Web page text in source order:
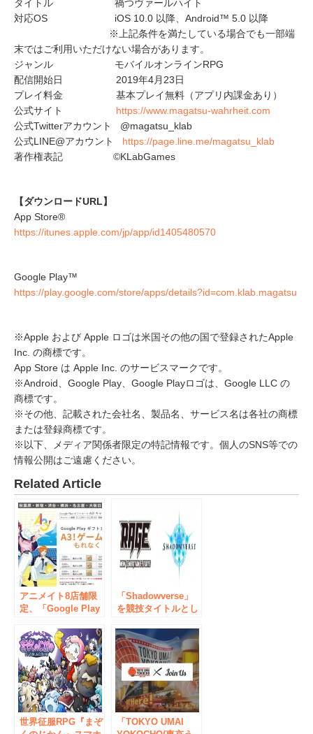
タイトル 禍つヴァールハイト
対応OS iOS 10.0 以降、Android™ 5.0 以降
※上記条件を満たしている場合でも一部端
末ではご利用いただけない場合があります。
ジャンル モバイルオンラインRPG
配信開始日 2019年4月23日
プレイ料金 基本プレイ無料（アプリ内課金あり）
公式サイト https://www.magatsu-wahrheit.com
公式Twitterアカウント @magatsu_klab
公式LINE@アカウント https://page.line.me/magatsu_klab
著作権表記 ©KLabGames
【ダウンロードURL】
App Store®
https://itunes.apple.com/jp/app/id1405480570
Google Play™
https://play.google.com/store/apps/details?id=com.klab.magatsu
※Apple および Apple ロゴは米国その他の国で登録されたApple
Inc. の商標です。
App Store は Apple Inc. のサービスマークです。
※Android、Google Play、Google Playロゴは、Google LLC の
商標です。
※その他、記載された会社名、製品名、サービス名は各社の商標
または登録商標です。
※以下、メディア関係者限定の特記情報です。個人のSNS等での
情報公開はご遠慮ください。
Related Article
アニメイト8店舗限
定、「Google Play
キャンペーン」開
催！
「Shadowverse」
を競技タイトルとし
「RAGE」の開催概
要が決定～10月22
日・23日に予選大
会、11月23日に賞金
総額700万円をかけ
た決勝大会を開催～
世界征服RPG『まぞ
「TOKYO UMAI